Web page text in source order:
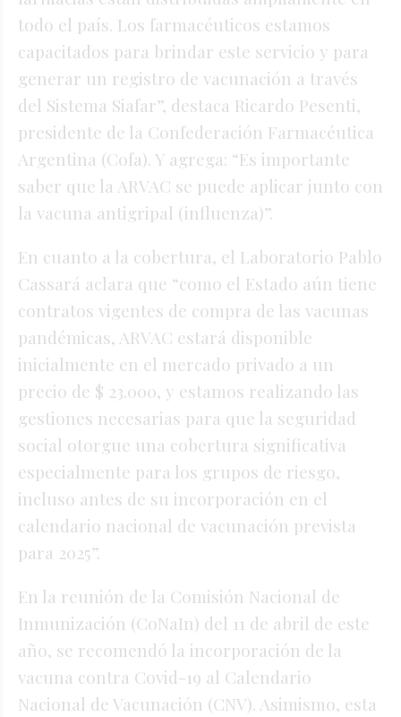
todo el país. Los farmacéuticos estamos
capacitados para brindar este servicio y para
generar un registro de vacunación a través
del Sistema Siafar”, destaca Ricardo Pesenti,
presidente de la Confederación Farmacéutica
Argentina (Cofa). Y agrega: “Es importante
saber que la ARVAC se puede aplicar junto con
la vacuna antigripal (influenza)”.
En cuanto a la cobertura, el Laboratorio Pablo
Cassará aclara que “como el Estado aún tiene
contratos vigentes de compra de las vacunas
pandémicas, ARVAC estará disponible
inicialmente en el mercado privado a un
precio de $ 23.000, y estamos realizando las
gestiones necesarias para que la seguridad
social otorgue una cobertura significativa
especialmente para los grupos de riesgo,
incluso antes de su incorporación en el
calendario nacional de vacunación prevista
para 2025”.
En la reunión de la Comisión Nacional de
Inmunización (CoNaIn) del 11 de abril de este
año, se recomendó la incorporación de la
vacuna contra Covid-19 al Calendario
Nacional de Vacunación (CNV). Asimismo, esta